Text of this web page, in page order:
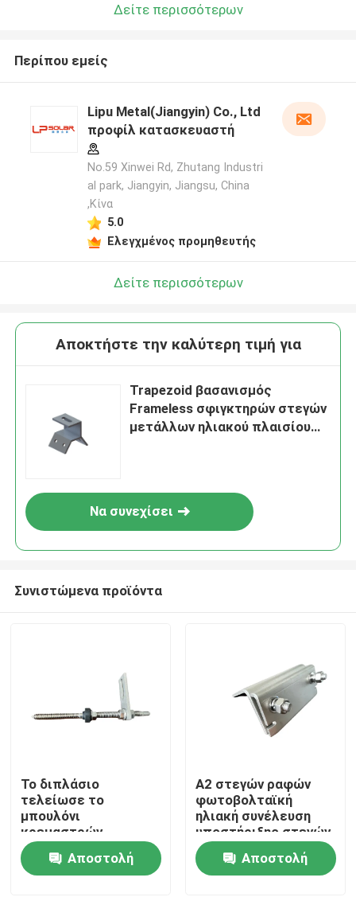
Σπίτι
Προϊόντα
Δείτε περισσότερων
Περίπου εμείς
Lipu Metal(Jiangyin) Co., Ltd
προφίλ κατασκευαστή
No.59 Xinwei Rd, Zhutang Industri
al park, Jiangyin, Jiangsu, China
,Κίνα
5.0
Ελεγχμένος προμηθευτής
Δείτε περισσότερων
Αποκτήστε την καλύτερη τιμή για
Trapezoid βασανισμός
Frameless σφιγκτηρών στεγών
μετάλλων ηλιακού πλαισίου
Να συνεχίσει
Συνιστώμενα προϊόντα
Το διπλάσιο
τελείωσε το
μπουλόνι
κρεμαστρών
μπουλονιών με το
πιάτο ανοξείδωτου
για τη στέγη
Αποστολή
A2 στεγών ραφών
φωτοβολταϊκή
ηλιακή συνέλευση
υποστήριξης στεγών
PV ραφών
σφιγκτηρών μόνιμη
Αποστολή